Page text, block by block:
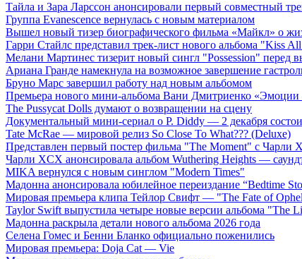
Тайла и Зара Ларссон анонсировали первый совместный
Группа Evanescence вернулась с новым материалом
Вышел новый тизер биографического фильма «Майкл» о
Гарри Стайлс представил трек-лист нового альбома "Kiss
Мелани Мартинес тизерит новый сингл "Possession" перед
Ариана Гранде намекнула на возможное завершение
Бруно Марс завершил работу над новым альбомом
Премьера нового мини-альбома Вани Дмитриенко «Эмоции
The Pussycat Dolls думают о возвращении на сцену
Документальный мини-сериал о P. Diddy — 2 декабря
Tate McRae — мировой релиз So Close To What??? (Deluxe)
Представлен первый постер фильма "The Moment" с Чарли
Чарли XCX анонсировала альбом Wuthering Heights —
MIKA вернулся с новым синглом "Modern Times"
Мадонна анонсировала юбилейное переиздание “Bedtime
Мировая премьера клипа Тейлор Свифт — "The Fate of
Taylor Swift выпустила четыре новые версии альбома "The
Мадонна раскрыла детали нового альбома 2026 года
Селена Гомес и Бенни Бланко официально поженились
Мировая премьера: Doja Cat — Vie